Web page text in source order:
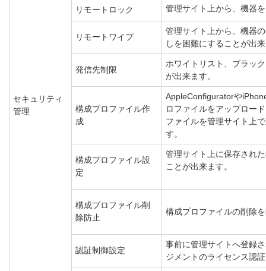
セキュリティ
管理
リモートロック 管理サイト上から、機器
リモートワイプ
管理サイト上から、機器
しを困難にすることが出
発信先制限
ホワイトリスト、ブラッ
が出来ます。
構成プロファイル作
成
AppleConfiguratorや
ロファイルをアップロー
ファイルを管理サイト上
す。
構成プロファイル設
定
管理サイト上に保存され
ことが出来ます。
構成プロファイル削
除防止
構成プロファイルの削除
認証制御設定
事前に管理サイトへ登録
ジメントのライセンス認